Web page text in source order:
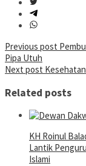
Post
navigation
Previous post
Pipa Utuh
Next post
Related posts
KH Roinul
Lantik
Islami